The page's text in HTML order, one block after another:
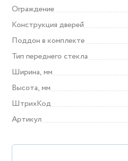
Ограждение
Конструкция дверей
Поддон в комплекте
Тип переднего стекла
Ширина, мм
Высота, мм
ШтрихКод
Артикул